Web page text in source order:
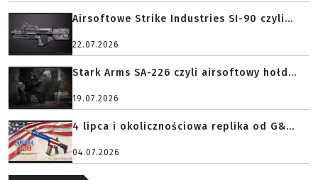
Airsoftowe Strike Industries SI-90 czyli...
22.07.2026
Stark Arms SA-226 czyli airsoftowy hołd...
19.07.2026
4 lipca i okolicznościowa replika od G&...
04.07.2026